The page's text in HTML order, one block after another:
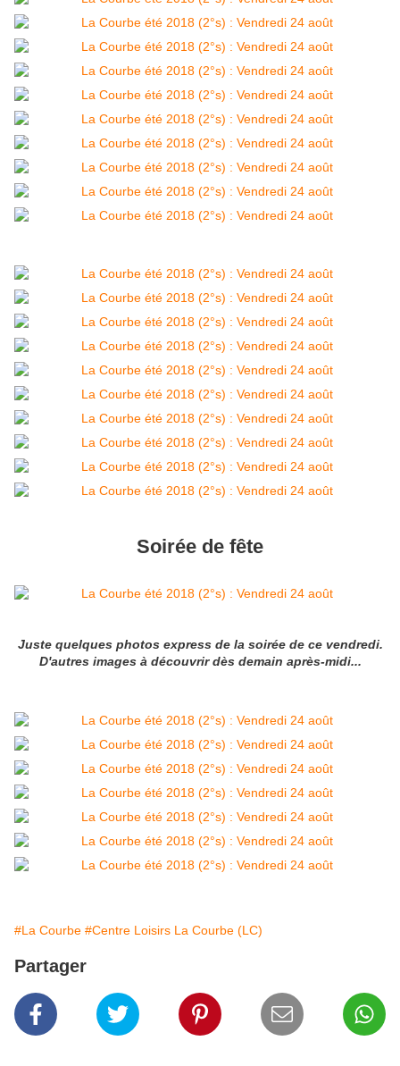
Soirée de fête
Juste quelques photos express de la soirée de ce vendredi.
D'autres images à découvrir dès demain après-midi...
#La Courbe #Centre Loisirs La Courbe (LC)
Partager